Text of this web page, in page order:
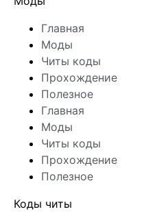
Главная
Моды
Читы коды
Прохождение
Полезное
Главная
Моды
Читы коды
Прохождение
Полезное
Коды читы